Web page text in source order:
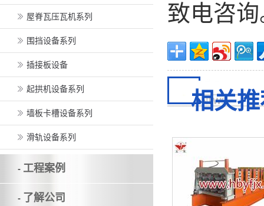
致电咨
相关
屋脊瓦压瓦机系列
围挡设备系列
插接板设备
起拱机设备系列
墙板卡槽设备系列
滑轨设备系列
- 工程案例
- 了解公司